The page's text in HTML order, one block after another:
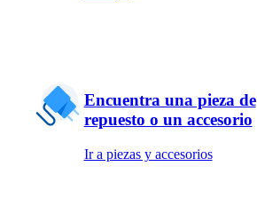
Encuentra una pieza de
repuesto o un accesorio
Ir a piezas y accesorios